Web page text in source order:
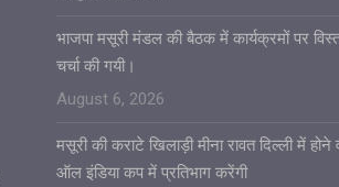
भाजपा मसूरी मंडल की बैठक में कार्यक्रमों पर
चर्चा की गयी।
August 6, 2026
मसूरी की कराटे खिलाड़ी मीना रावत दिल्ली में होने
ऑल इंडिया कप में प्रतिभाग करेंगी